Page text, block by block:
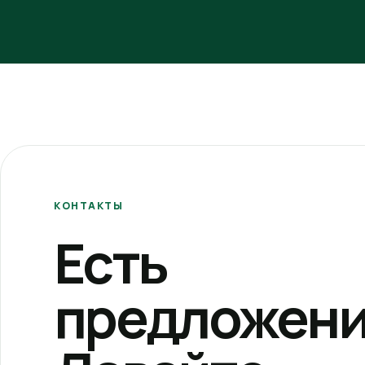
КОНТАКТЫ
Есть